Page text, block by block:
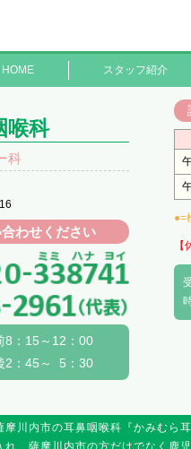
HOME スタッフ紹介
喉科
科
わせください
8：15～12：00
2：45～ 5：30
●=
摩川内市の耳鼻咽喉科『かみむら
れ、薩摩川内市の方だけでなく鹿